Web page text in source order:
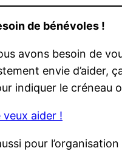
de bénévoles !
avons besoin de
envie d’aider,
indiquer le créneau
veux aider !
pour